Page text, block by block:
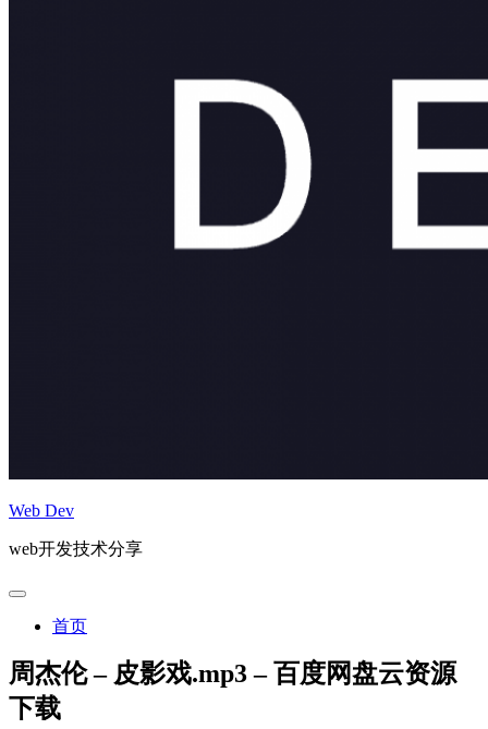
Web Dev
web开发技术分享
首页
周杰伦 – 皮影戏.mp3 – 百度网盘云资源
下载